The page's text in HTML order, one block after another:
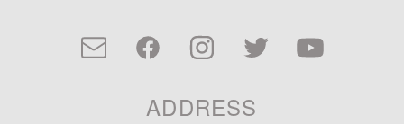
ADDRESS